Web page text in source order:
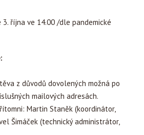
října ve 14.00 /dle pandemické
z důvodů dovolených možná po
mailových adresách.
Martin Staněk (koordinátor,
Šimáček (technický administrátor,